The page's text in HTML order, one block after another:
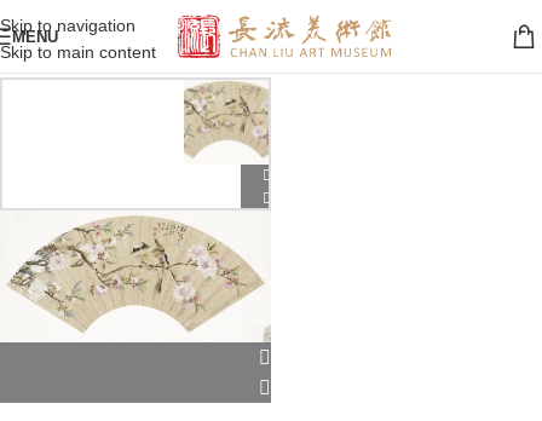
Skip to navigation
Skip to main content
MENU